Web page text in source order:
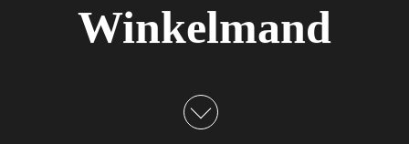
Winkelmand